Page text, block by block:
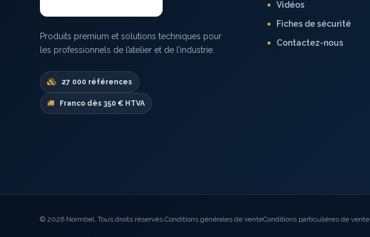
Produits premium et solutions techniques pour
les professionnels de l’atelier et de l’industrie.
27 000 références
Franco dès 350 € HTVA
Vidéos
Fiches de sécurité
Contactez-nous
© 2026 Normbel. Tous droits réservés.Conditions générales de venteConditions particulières de vente